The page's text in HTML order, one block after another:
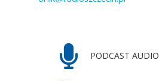
PODCAST AUDIO